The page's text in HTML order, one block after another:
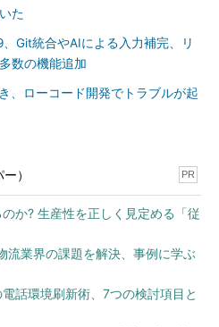
た
Git統合やAIによる入力補完、リ
数の機能追加
、ローコード開発でトラブルが起
） PR
か? 生産性を正しく見定める「従
流業界の課題を解決、事例に学ぶ
話環境刷新術、7つの検討項目と